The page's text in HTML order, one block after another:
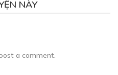
NÀY
a comment.